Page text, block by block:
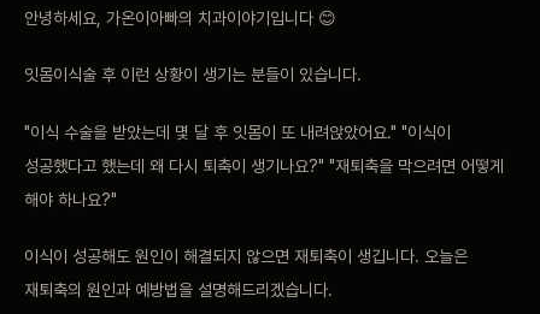
공지사항
자주 묻는 질문
안녕하세요, 가온이아빠의 치과이야기입니다 😊
잇몸이식술 후 이런 상황이 생기는 분들이 있습니다.
"이식 수술을 받았는데 몇 달 후 잇몸이 또 내려앉았어요." "이식이
성공했다고 했는데 왜 다시 퇴축이 생기나요?" "재퇴축을 막으려면 어떻게
해야 하나요?"
이식이 성공해도 원인이 해결되지 않으면 재퇴축이 생깁니다. 오늘은
재퇴축의 원인과 예방법을 설명해드리겠습니다.